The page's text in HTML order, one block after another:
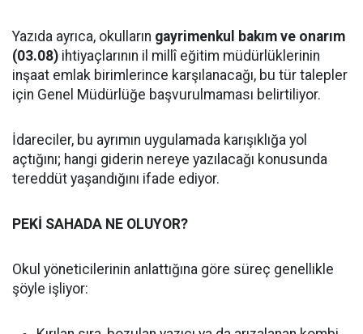
Yazıda ayrıca, okulların gayrimenkul bakım ve onarım
(03.08) ihtiyaçlarının il millî eğitim müdürlüklerinin
inşaat emlak birimlerince karşılanacağı, bu tür talepler
için Genel Müdürlüğe başvurulmaması belirtiliyor.
İdareciler, bu ayrımın uygulamada karışıklığa yol
açtığını; hangi giderin nereye yazılacağı konusunda
tereddüt yaşandığını ifade ediyor.
PEKİ SAHADA NE OLUYOR?
Okul yöneticilerinin anlattığına göre süreç genellikle
şöyle işliyor: